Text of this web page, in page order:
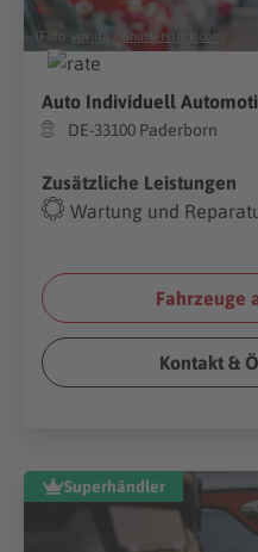
(Foto: voyata Shutterstock.com
Auto Individuell
DE-33100 Paderborn
Zusätzliche Leistungen
Wartung und
Fahrzeuge
Kontakt &
Superhändler